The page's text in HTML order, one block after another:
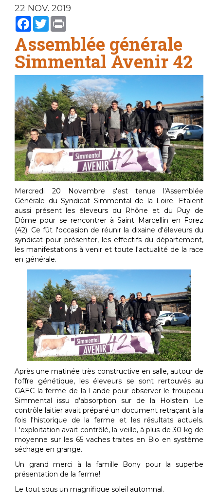
22 NOV. 2019
Facebook
Twitter
Assemblée générale
Simmental Avenir 42
Mercredi 20 Novembre s'est tenue l'Assemblée
Générale du Syndicat Simmental de la Loire. Etaient
aussi présent les éleveurs du Rhône et du Puy de
Dôme pour se rencontrer à Saint Marcellin en Forez
(42). Ce fût l'occasion de réunir la dixaine d'éleveurs du
syndicat pour présenter, les effectifs du département,
les manifestations à venir et toute l'actualité de la race
en générale.
Après une matinée très constructive en salle, autour de
l'offre génétique, les éleveurs se sont rertouvés au
GAEC la ferme de la Lande pour observer le troupeau
Simmental issu d'absorption sur de la Holstein. Le
contrôle laitier avait préparé un document retraçant à la
fois l'historique de la ferme et les résultats actuels.
L'exploitation avait contrôlé, la veille, à plus de 30 kg de
moyenne sur les 65 vaches traites en Bio en système
séchage en grange.
Un grand merci à la famille Bony pour la superbe
présentation de la ferme!
Le tout sous un magnifique soleil automnal.